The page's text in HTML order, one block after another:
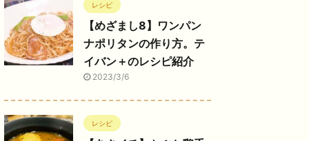
レシピ
【めざまし8】ワンパン
ナポリタンの作り方。テ
イバン＋のレシピ紹介
2023/3/6
レシピ